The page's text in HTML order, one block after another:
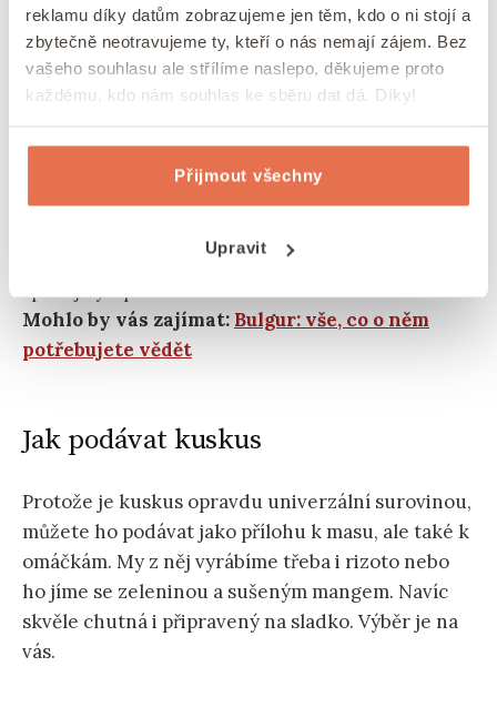
reklamu díky datům zobrazujeme jen těm, kdo o ni stojí a
zbytečně neotravujeme ty, kteří o nás nemají zájem. Bez
vašeho souhlasu ale střílíme naslepo, děkujeme proto
každému, kdo nám souhlas ke sběru dat dá. Díky!
Přijmout všechny
Upravit
Vaření s kuskusem je radost. Zabere vám to jen chviličku
Mohlo by vás zajímat: Bulgur: vše, co o něm
potřebujete vědět
Jak podávat kuskus
Protože je kuskus opravdu univerzální surovinou,
můžete ho podávat jako přílohu k masu, ale také k
omáčkám. My z něj vyrábíme třeba i rizoto nebo
ho jíme se zeleninou a sušeným mangem. Navíc
skvěle chutná i připravený na sladko. Výběr je na
vás.